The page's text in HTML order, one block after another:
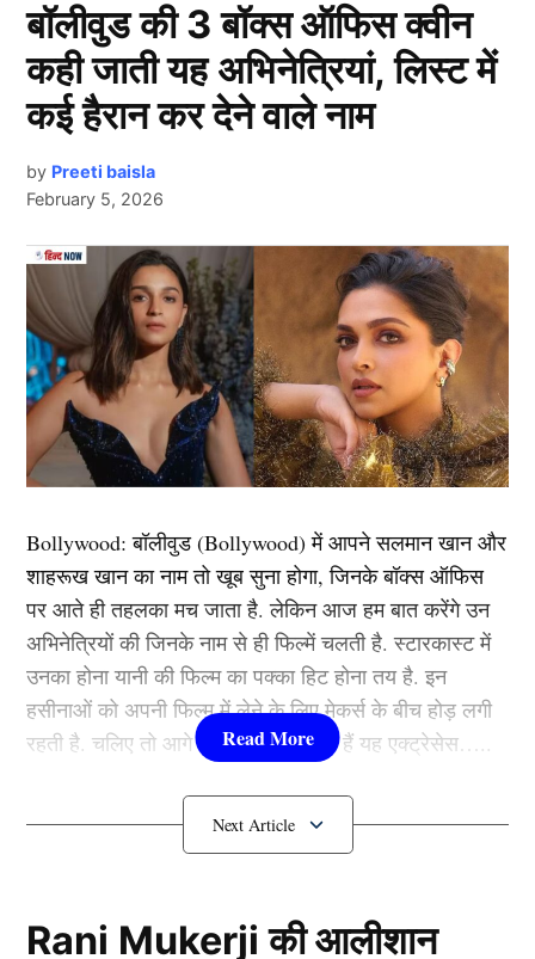
Team India
इंग्लैंड के खिलाफ इस श्रृंखला में एक बार फिर अभिषेक शर्मा और
संजू सैमसन की जोड़ी पारी का आगाज करती हुई नजर आएगी।
इसके अलावा दक्षिण अफ्रीका दौरे पर धमाल मचाते हुए तिलक वर्मा
ने भी प्लेइंग इलेवन में अपनी जगह पक्की कर ली है। वहीं, लम्बे
समय के बाद धाकड़ तेज गेंदबाज मोहम्मद शमी भी टीम इंडिया की
जर्सी पहने हुए नजर आएंगे। आइये आपको बताते हैं कि भारत के
यह भी पढ़ें:
15 साल की शादी टूटते ही बिखरा ये बॉलीवुड एक्टर,
सोशल मीडिया पर कर दिया बड़ा ऐलान
IND vs ENG: ऐसी होगी भारत की प्लेइंग XI
–
Next Article
बॉलीवुड की 3 बॉक्स ऑफिस क्वीन
कही जाती यह अभिनेत्रियां, लिस्ट में
कई हैरान कर देने वाले नाम
by Preeti baisla
February 5, 2026
Bollywood:बॉलीवुड (Bollywood)में आपने सलमान खान और
शाहरूख खान का नाम तो खूब सुना होगा, जिनके बॉक्स ऑफिस
पर आते ही तहलका मच जाता है. लेकिन आज हम बात करेंगे उन
अभिनेत्रियों की जिनके नाम से ही फिल्में चलती है. स्टारकास्ट में
उनका होना यानी की फिल्म का पक्का हिट होना तय है. इन
हसीनाओं को अपनी फिल्म में लेने के लिए मेकर्स के बीच होड़ लगी
रहती है. चलिए तो आगे जानते हैं कौन-कौन हैं यह एक्ट्रेसेस…..
कौन हैंBollywood की यह हसीनाएं?
Padukone)
Rani Mukerji की आलीशान